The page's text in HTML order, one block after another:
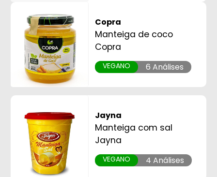
Copra
Manteiga de coco
Copra
VEGANO 6 Análises
Jayna
Manteiga com sal
Jayna
VEGANO 4 Análises